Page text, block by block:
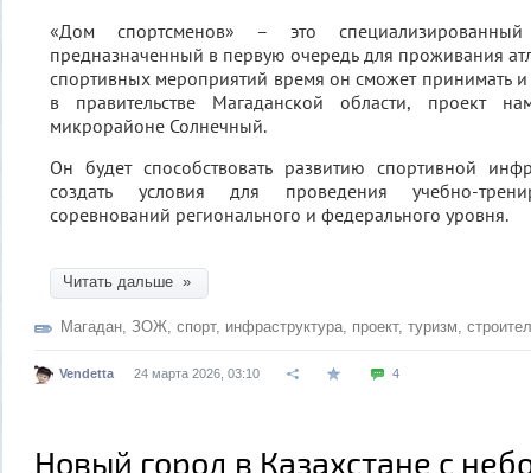
«Дом спортсменов» – это
предназначенный в первую очередь для проживания
спортивных мероприятий время он сможет принимать
в правительстве Магаданской области, проект
микрорайоне Солнечный.
Он будет способствовать развитию спортивной
создать условия для проведения учебно-
соревнований регионального и федерального уровня.
Читать дальше »
Магадан, ЗОЖ, спорт, инфраструктура, проект, туризм,
Vendetta 24 марта 2026, 03:10 4
Новый город в Казахстане с